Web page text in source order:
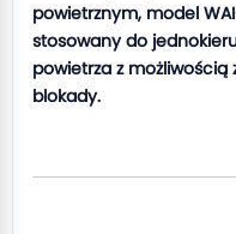
powietrznym, model
stosowany do
powietrza z
blokady.